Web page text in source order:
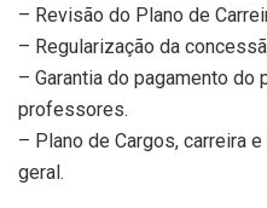
– Revisão do Plano de
– Regularização da
– Garantia do pagamento
professores.
– Plano de Cargos, carreira
geral.